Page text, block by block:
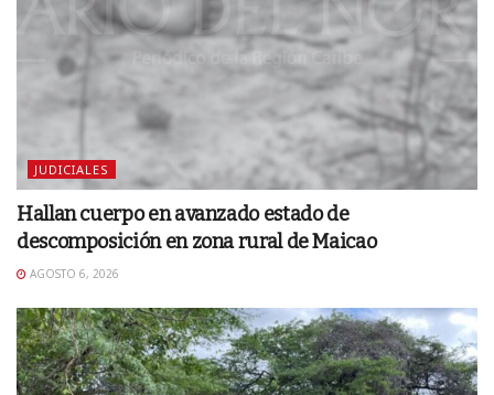
JUDICIALES
Hallan cuerpo en avanzado estado de
descomposición en zona rural de Maicao
AGOSTO 6, 2026